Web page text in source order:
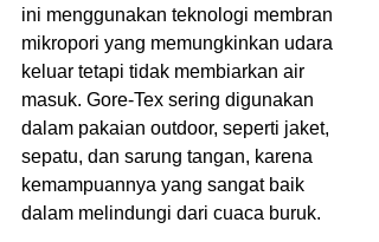
ini menggunakan teknologi membran
mikropori yang memungkinkan udara
keluar tetapi tidak membiarkan air
masuk. Gore-Tex sering digunakan
dalam pakaian outdoor, seperti jaket,
sepatu, dan sarung tangan, karena
kemampuannya yang sangat baik
dalam melindungi dari cuaca buruk.